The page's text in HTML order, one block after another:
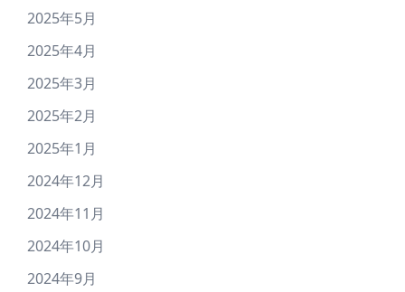
2025年5月
2025年4月
2025年3月
2025年2月
2025年1月
2024年12月
2024年11月
2024年10月
2024年9月